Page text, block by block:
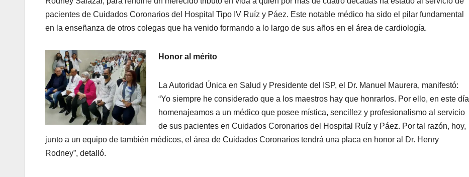
pacientes de Cuidados Coronarios del Hospital Tipo IV Ruíz y Páez. Este notable médico ha sido el pilar fundamental
en la enseñanza de otros colegas que ha venido formando a lo largo de sus años en el área de cardiología.
Honor al mérito
La Autoridad Única en Salud y Presidente del ISP, el Dr. Manuel Maurera, manifestó:
“Yo siempre he considerado que a los maestros hay que honrarlos. Por ello, en este día
homenajeamos a un médico que posee mística, sencillez y profesionalismo al servicio
de sus pacientes en Cuidados Coronarios del Hospital Ruíz y Páez. Por tal razón, hoy,
junto a un equipo de también médicos, el área de Cuidados Coronarios tendrá una placa en honor al Dr. Henry
Rodney”, detalló.